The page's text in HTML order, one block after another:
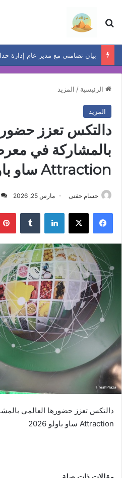
بحث عن
بيان تضامني مع مدير عام إدارة
الرئيسية / المزيد
المزيد
دالتكس تعزز
Attraction ساو باولو 2026
حسام حفنى مارس 25, 2026
فيسبوك ‫X لينكدإن
Attraction ساو باولو 2026